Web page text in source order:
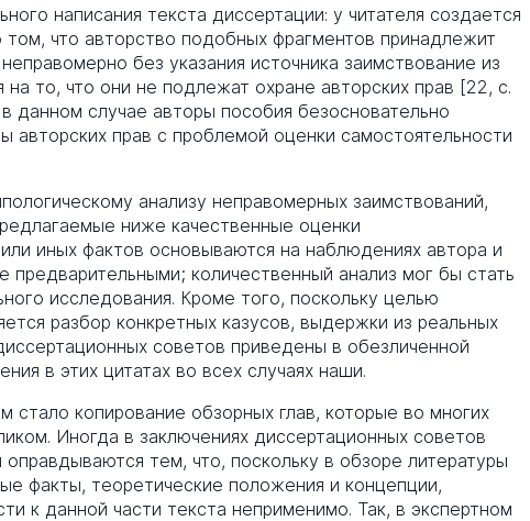
написания текста диссертации: у читателя создается
что авторство подобных фрагментов принадлежит
без указания источника заимствование из
на то, что они не подлежат охране авторских прав [22, с.
данном случае авторы пособия безосновательно
авторских прав с проблемой оценки самостоятельности
анализу неправомерных заимствований,
ниже качественные оценки
иных фактов основываются на наблюдениях автора и
предварительными; количественный анализ мог бы стать
исследования. Кроме того, поскольку целью
разбор конкретных казусов, выдержки из реальных
советов приведены в обезличенной
в этих цитатах во всех случаях наши.
стало копирование обзорных глав, которые во многих
Иногда в заключениях диссертационных советов
тем, что, поскольку в обзоре литературы
факты, теоретические положения и концепции,
к данной части текста неприменимо. Так, в экспертном